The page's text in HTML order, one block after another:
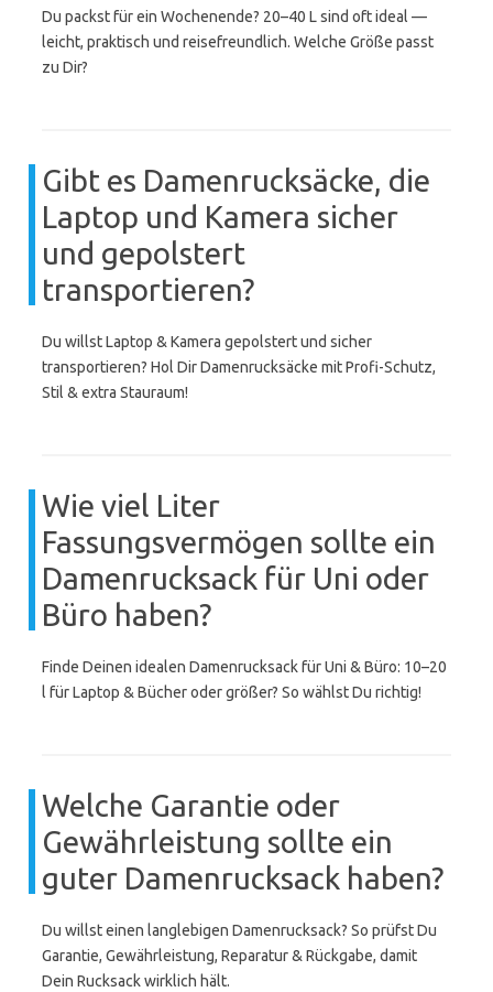
Du packst für ein Wochenende? 20–40 L sind oft ideal —
leicht, praktisch und reisefreundlich. Welche Größe passt
zu Dir?
Gibt es Damenrucksäcke, die
Laptop und Kamera sicher
und gepolstert
transportieren?
Du willst Laptop & Kamera gepolstert und sicher
transportieren? Hol Dir Damenrucksäcke mit Profi-Schutz,
Stil & extra Stauraum!
Wie viel Liter
Fassungsvermögen sollte ein
Damenrucksack für Uni oder
Büro haben?
Finde Deinen idealen Damenrucksack für Uni & Büro: 10–20
l für Laptop & Bücher oder größer? So wählst Du richtig!
Welche Garantie oder
Gewährleistung sollte ein
guter Damenrucksack haben?
Du willst einen langlebigen Damenrucksack? So prüfst Du
Garantie, Gewährleistung, Reparatur & Rückgabe, damit
Dein Rucksack wirklich hält.